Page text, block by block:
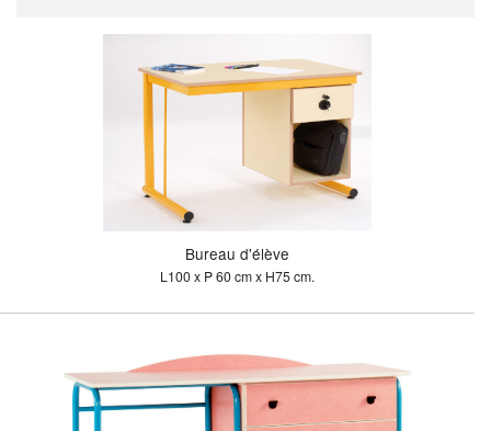
Bureau d'élève
L100 x P 60 cm x H75 cm.